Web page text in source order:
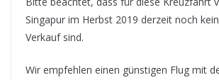
Singapur im Herbst 2019 derzeit noch
Verkauf sind.
Wir empfehlen einen günstigen Flug mit